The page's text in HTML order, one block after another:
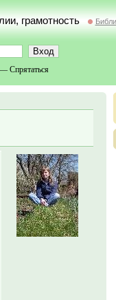
грамотность
— Спрятаться